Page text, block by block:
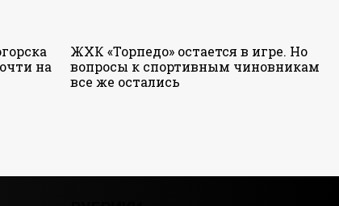
на
ЖХК «Торпедо» остается в игре. Но
вопросы к спортивным чиновникам
все же остались